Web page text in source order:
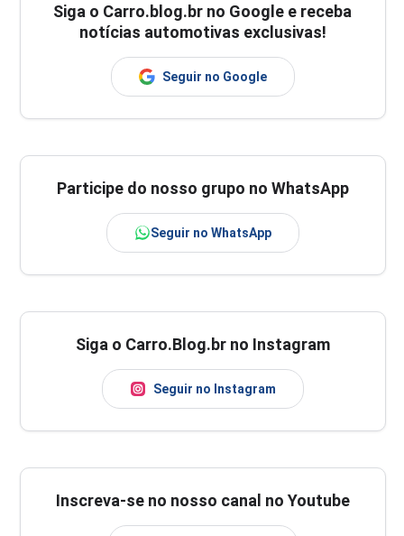
Siga o Carro.blog.br no Google e receba
notícias automotivas exclusivas!
Seguir no Google
Participe do nosso grupo no WhatsApp
Seguir no WhatsApp
Siga o Carro.Blog.br no Instagram
Seguir no Instagram
Inscreva-se no nosso canal no Youtube